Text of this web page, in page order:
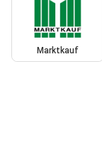
Marktkauf